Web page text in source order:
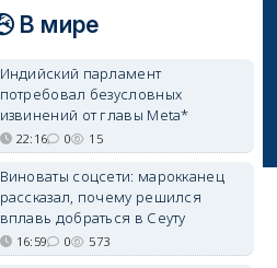
В мире
Индийский парламент
потребовал безусловных
извинений от главы Meta*
22:16 0 15
Виноваты соцсети: марокканец
рассказал, почему решился
вплавь добраться в Сеуту
16:59 0 573